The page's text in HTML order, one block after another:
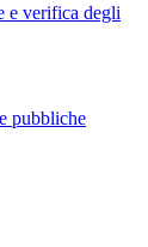
e verifica degli
pubbliche